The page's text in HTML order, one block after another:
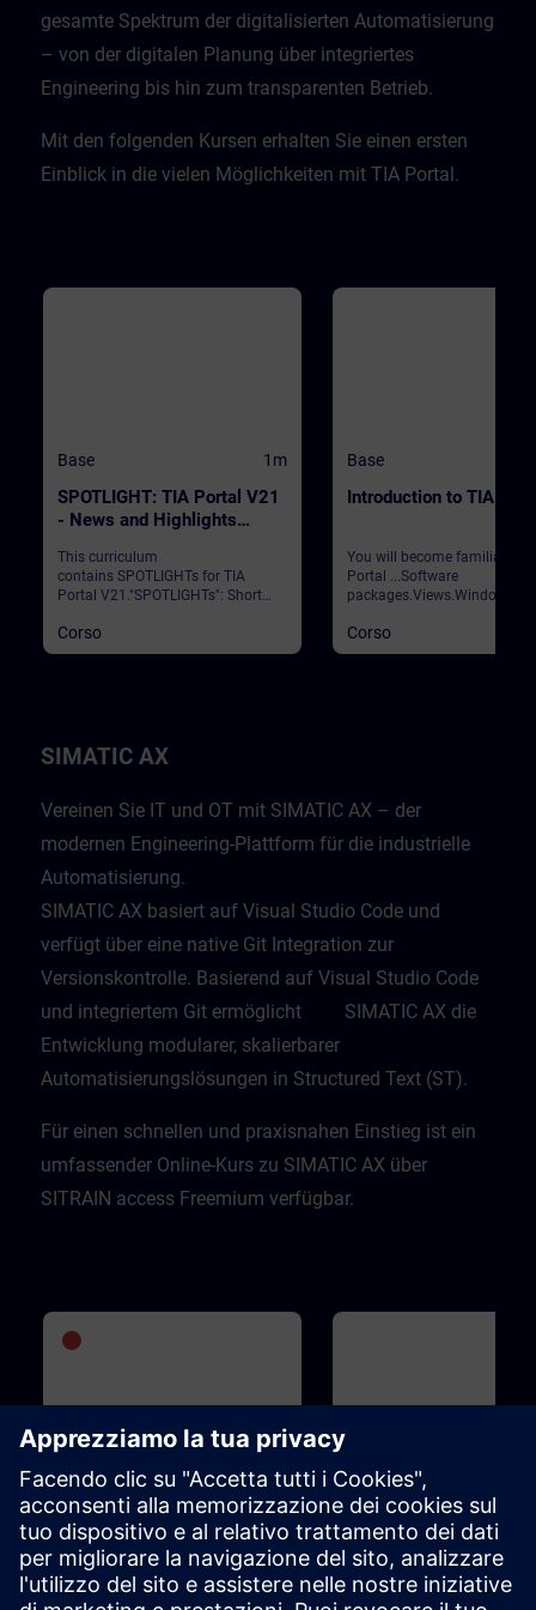
CPU. ValidityTIA Portal V20
gesamte Spektrum der digitalisierten Automatisierung
– von der digitalen Planung über integriertes
Engineering bis hin zum transparenten Betrieb. ​
Mit den folgenden Kursen erhalten Sie einen ersten
Einblick in die vielen Möglichkeiten mit TIA Portal.
Base 1m
SPOTLIGHT: TIA Portal V21
- News and Highlights
This curriculum
contains SPOTLIGHTs for TIA
Portal V21."SPOTLIGHTs": Short
consisting of fewer activities and
usually highlight a single
Corso
Base
Introduction to TIA
You will become familiar
Portal ...Software
packages.Views.Window
languages.Settings.Help and
search functions.
Corso
SIMATIC AX
Vereinen Sie IT und OT mit SIMATIC AX – der
modernen Engineering-Plattform für die industrielle
Automatisierung.
SIMATIC AX basiert auf Visual Studio Code und
verfügt über eine native Git Integration zur
Versionskontrolle. Basierend auf Visual Studio Code
und integriertem Git ermöglicht SIMATIC AX die
Entwicklung modularer, skalierbarer
Automatisierungslösungen in Structured Text (ST).
Für einen schnellen und praxisnahen Einstieg ist ein
umfassender Online-Kurs zu SIMATIC AX über
SITRAIN access Freemium verfügbar.
Esperto 1h 5m
SIMATIC AX - Introduction to
modern PLC development
SIMATIC AX Logic Control
Engineering is a new PLC Software
Base
Introduction to TIA
You will become familiar
Portal ...Software